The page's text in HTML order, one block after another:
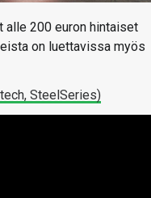
alle 200 euron hintaiset
on luettavissa myös
SteelSeries)